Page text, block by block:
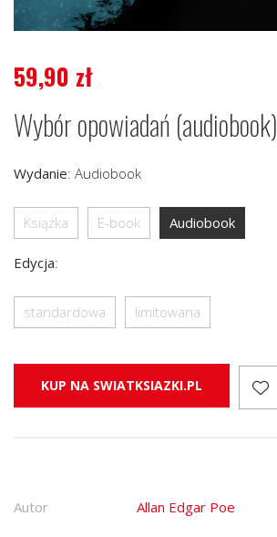
59,90 zł
Wybór opowiadań (audiobook)
Wydanie: Audiobook
Książka E-book Audiobook
Edycja:
standardowa limitowana
KUP NA SWIATKSIAZKI.PL
Autor Allan Edgar Poe